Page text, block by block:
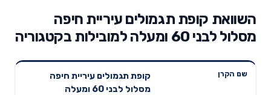
השוואת קופת תגמולים עיריית חיפה
מסלול לבני 60 ומעלה למובילות בקטגוריה
שנתית 3
תשואה
שנתית 5
קופת תגמולים עיריית חיפה
מסלול לבני 60 ומעלה